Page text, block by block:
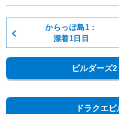
からっぽ島1：
漂着1日目
ビルダーズ
ドラクエ